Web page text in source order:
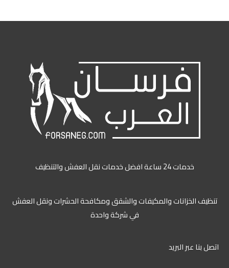
خدمات 24 ساعة افضل خدمات نقل العفش والتنظيف
تنظيف الخزانات والمكيفات والشقق ومكافحة الحشرات ونقل العفش
في شركة واحدة
اتصل بنا عبر البريد